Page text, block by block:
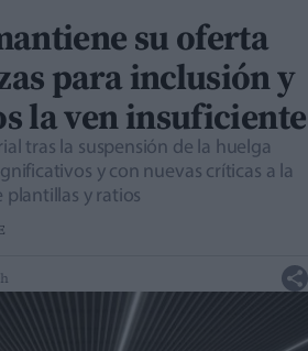
su oferta
para inclusión y
la ven insuficiente
tras la suspensión de la huelga
y con nuevas críticas a la
plantillas y ratios